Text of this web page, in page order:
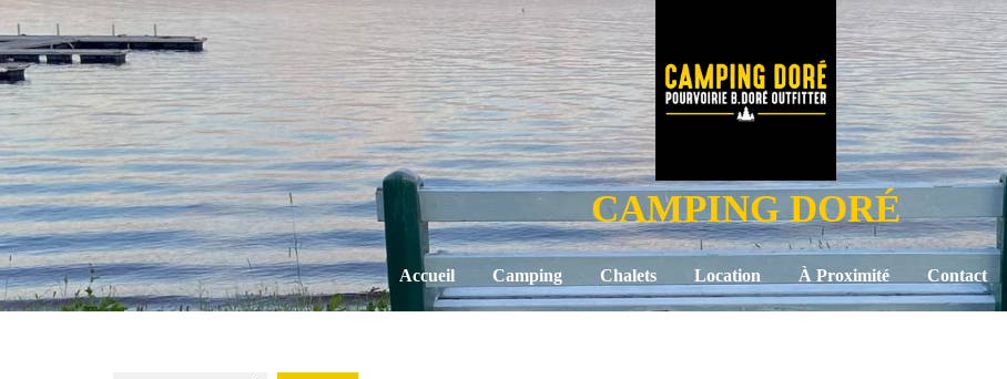
Skip
to
content
CAMPING DORÉ
Accueil Camping Chalets Location À Proximité Contact